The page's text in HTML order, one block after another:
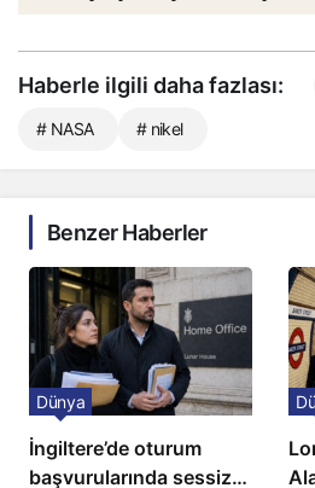
Haberle ilgili daha fazlası:
# NASA # nikel
Benzer Haberler
İngiltere’de oturum
başvurularında sessiz
Dünya